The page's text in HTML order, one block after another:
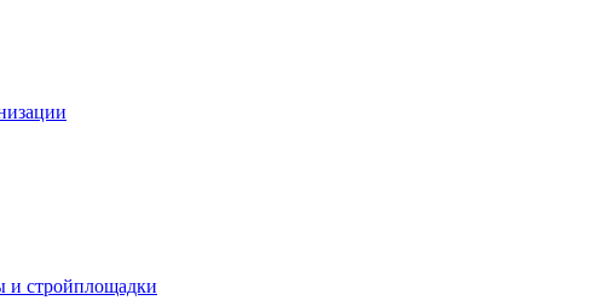
и стройплощадки